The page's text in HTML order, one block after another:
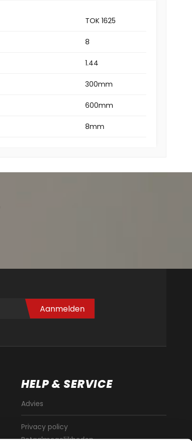
TOK 1625
8
1.44
300mm
600mm
8mm
Aanmelden
HELP & SERVICE
Advies
Privacy policy